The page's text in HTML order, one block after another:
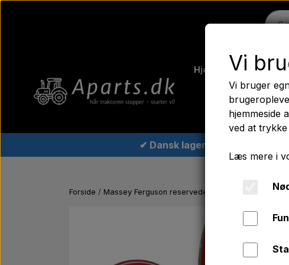
Hjem Ferguson
Traktordæk
✔ Dansk lager
Forside Massey Ferguson reservedele Arbejdslygte Rød
Vi
Vi bruger
hjemmeside
ved at
Læs mere i